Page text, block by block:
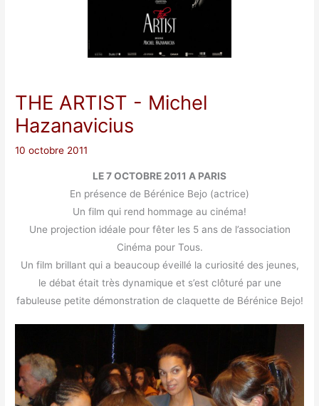
THE ARTIST - Michel
Hazanavicius
10 octobre 2011
LE 7 OCTOBRE 2011 A PARIS
En présence de Bérénice Bejo (actrice)
Un film qui rend hommage au cinéma!
Une projection idéale pour fêter les 5 ans de l’association
Cinéma pour Tous.
Un film brillant qui a beaucoup éveillé la curiosité des jeunes,
le débat était très dynamique et s’est clôturé par une
fabuleuse petite démonstration de claquette de Bérénice Bejo!